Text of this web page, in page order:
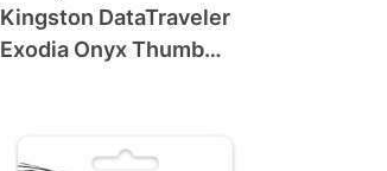
Kingston DataTraveler
Exodia Onyx Thumb